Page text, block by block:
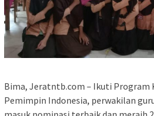
Bima, Jeratntb.com – Ikuti Program
Pemimpin Indonesia, perwakilan